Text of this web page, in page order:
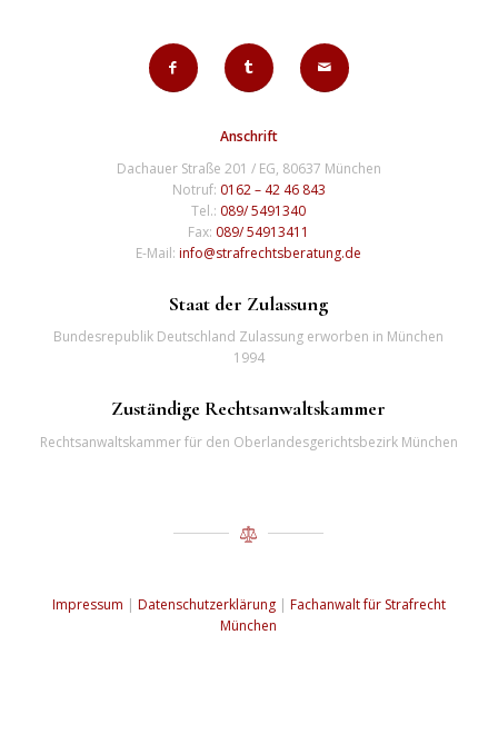
Anschrift
Dachauer Straße 201 / EG, 80637 München
Notruf: 0162 – 42 46 843
Tel.: 089/ 5491340
Fax: 089/ 54913411
E-Mail:info@strafrechtsberatung.de
Staat der Zulassung
Bundesrepublik Deutschland Zulassung erworben in München
1994
Zuständige Rechtsanwaltskammer
Rechtsanwaltskammer für den Oberlandesgerichtsbezirk München
Impressum | Datenschutzerklärung| Fachanwalt für Strafrecht
München